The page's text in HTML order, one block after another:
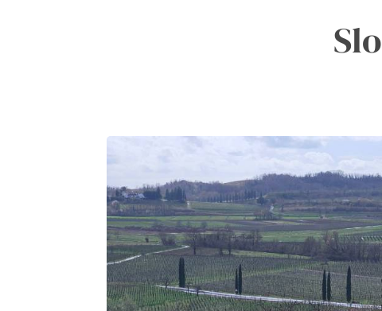
Pogledajte svih 9 slika